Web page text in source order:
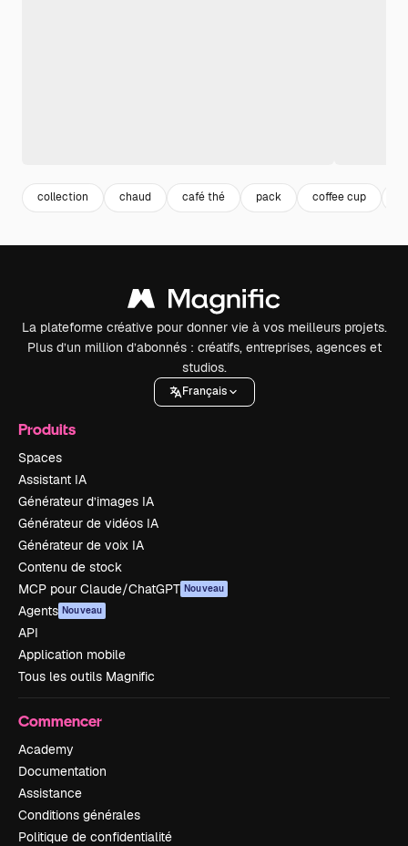
collection chaud café thé pack coffee cup
La plateforme créative pour donner vie à vos meilleurs projets.
Plus d’un million d’abonnés : créatifs, entreprises, agences et
studios.
Français
Produits
Spaces
Assistant IA
Générateur d’images IA
Générateur de vidéos IA
Générateur de voix IA
Contenu de stock
MCP pour Claude/ChatGPT Nouveau
Agents Nouveau
API
Application mobile
Tous les outils Magnific
Commencer
Academy
Documentation
Assistance
Conditions générales
Politique de confidentialité